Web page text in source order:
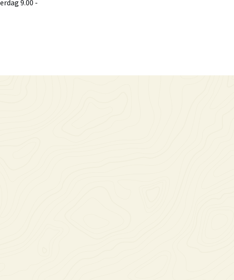
9.00 -